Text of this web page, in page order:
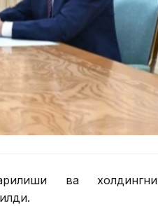
ва холдингни